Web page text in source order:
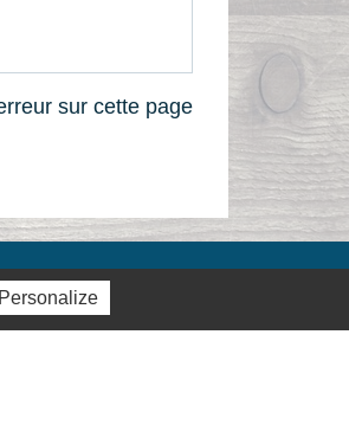
sur cette page
Personalize